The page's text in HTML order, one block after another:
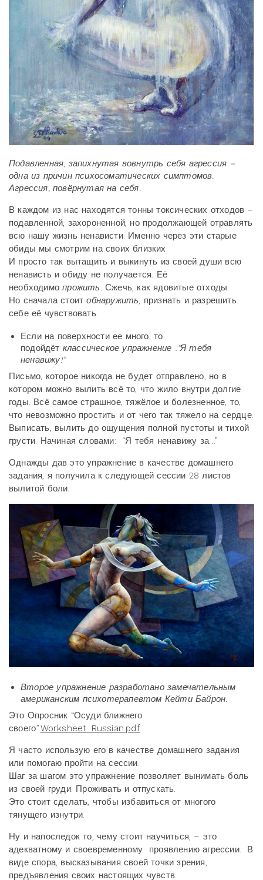
Подавленная, запихнутая вовнутрь себя агрессия –
одна из причин психосоматических симптомов.
Агрессия, повёрнутая на себя.
В каждом из нас находятся тонны токсических отходов –
подавленной, захороненной, но продолжающей отравлять
всю нашу жизнь ненависти. Именно через эти старые
обиды мы смотрим на своих близких.
И просто так вытащить и выкинуть из своей души всю
ненависть и обиду не получается. Её
необходимопрожить.Сжечь, как ядовитые отходы.
Но сначала стоитобнаружить, признать и разрешить
себе её чувствовать.
Если на поверхности ее много, то
подойдёт классическое упражнение :”Я тебя
ненавижу!”
Письмо, которое никогда не будет отправлено, но в
котором можно вылить всё то, что жило внутри долгие
годы. Всё самое страшное, тяжёлое и болезненное, то,
что невозможно простить и от чего так тяжело на сердце.
Выписать, вылить до ощущения полной пустоты и тихой
грусти. Начиная словами: “Я тебя ненавижу за…”
Однажды дав это упражнение в качестве домашнего
задания, я получила к следующей сессии 28 листов
вылитой боли.
Второе упражнение разработано замечательным
американским психотерапевтом Кейти Байрон.
Это Опросник “Осуди ближнего
своего”.Worksheet_Russian.pdf
Я часто использую его в качестве домашнего задания
или помогаю пройти на сессии.
Шаг за шагом это упражнение позволяет вынимать боль
из своей груди. Проживать и отпускать.
Это стоит сделать, чтобы избавиться от многого
тянущего изнутри.
Ну и напоследок то, чему стоит научиться, – это
адекватному и своевременному проявлению агрессии. В
виде спора, высказывания своей точки зрения,
предъявления своих настоящих чувств.